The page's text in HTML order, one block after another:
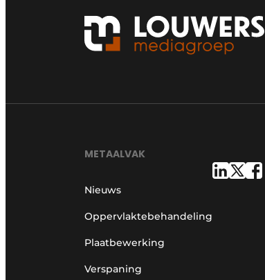
METAALVAK
Nieuws
Oppervlaktebehandeling
Plaatbewerking
Verspaning